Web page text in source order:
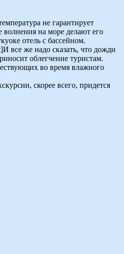
не гарантирует
на море делают его
отель с бассейном.
все же надо сказать, что дожди
облегчение туристам.
во время влажного
скорее всего, придется